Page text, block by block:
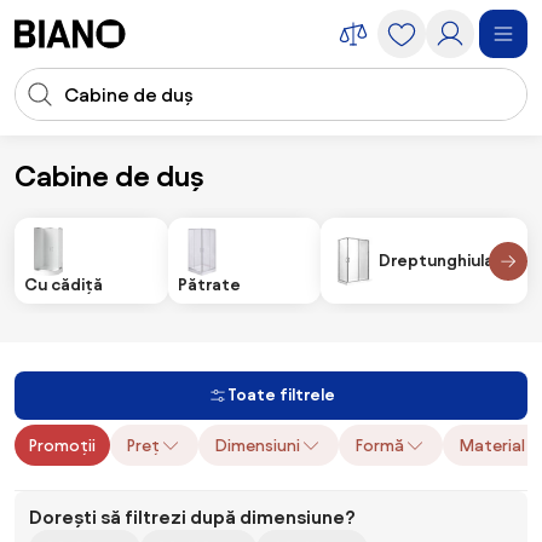
Introducerea căutării
Cabine de duș
Renovare Renovare baie
Cu cădiță Pătrate
Dreptunghiulare
Toate filtrele
Promoții Preț Dimensiuni Formă Material
Dorești să filtrezi după dimensiune?